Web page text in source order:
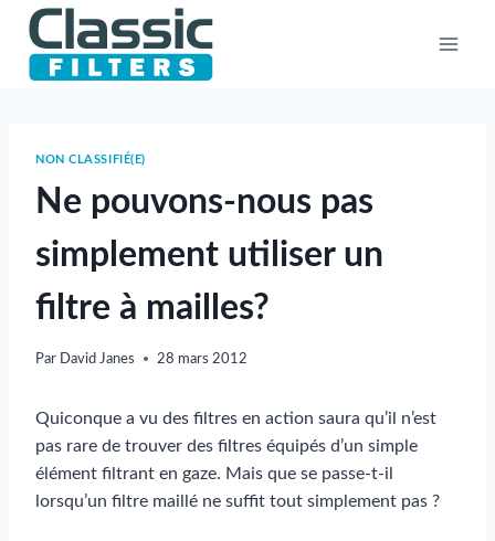
Aller
contenu
NON CLASSIFIÉ(E)
Ne pouvons-nous pas
simplement utiliser un
filtre à mailles?
Par David Janes 28 mars 2012
Quiconque a vu des filtres en action saura qu’il n’est
pas rare de trouver des filtres équipés d’un simple
élément filtrant en gaze. Mais que se passe-t-il
lorsqu’un filtre maillé ne suffit tout simplement pas ?